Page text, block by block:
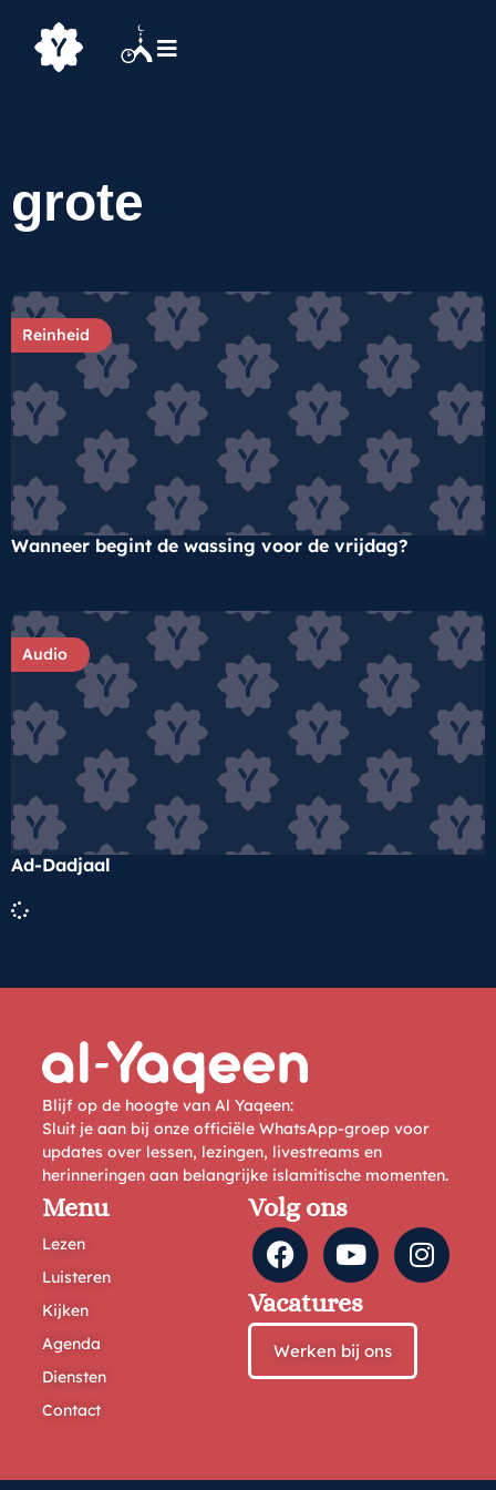
grote
Reinheid
Wanneer begint de wassing voor de vrijdag?
Audio
Ad-Dadjaal
Blijf op de hoogte van Al Yaqeen:
Sluit je aan bij onze officiële WhatsApp-groep voor
updates over lessen, lezingen, livestreams en
herinneringen aan belangrijke islamitische momenten.
Menu
Lezen
Luisteren
Kijken
Agenda
Diensten
Contact
Volg ons
Vacatures
Werken bij ons